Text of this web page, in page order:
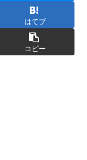
はてブ
コピー